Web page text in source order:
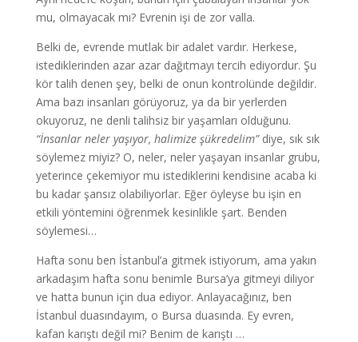
mu, olmayacak mı? Evrenin işi de zor valla.
Belki de, evrende mutlak bir adalet vardır. Herkese,
istediklerinden azar azar dağıtmayı tercih ediyordur. Şu
kör talih denen şey, belki de onun kontrolünde değildir.
Ama bazı insanları görüyoruz, ya da bir yerlerden
okuyoruz, ne denli talihsiz bir yaşamları olduğunu.
“İnsanlar neler yaşıyor, halimize şükredelim” diye, sık sık
söylemez miyiz? O, neler, neler yaşayan insanlar grubu,
yeterince çekemiyor mu istediklerini kendisine acaba ki
bu kadar şansız olabiliyorlar. Eğer öyleyse bu işin en
etkili yöntemini öğrenmek kesinlikle şart. Benden
söylemesi…
Hafta sonu ben İstanbul’a gitmek istiyorum, ama yakın
arkadaşım hafta sonu benimle Bursa’ya gitmeyi diliyor
ve hatta bunun için dua ediyor. Anlayacağınız, ben
İstanbul duasındayım, o Bursa duasında. Ey evren,
kafan karıştı değil mi? Benim de karıştı …